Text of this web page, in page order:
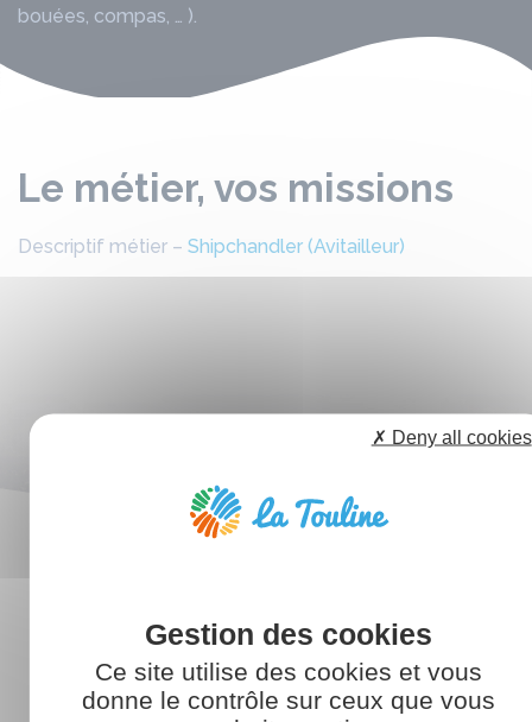
bouées, compas, … ).
Le métier, vos missions
Descriptif métier – Shipchandler (Avitailleur)
Ce site utilise des cookies et vous
donne le contrôle sur ceux que vous
✗ Deny all cookies